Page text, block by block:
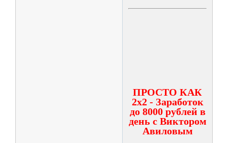
ПРОСТО КАК
2х2 - Заработок
до 8000 рублей в
день с Виктором
Авиловым